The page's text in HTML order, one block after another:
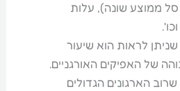
סל ממוצע שונה), עלות
שניתן לראות הוא שיעור
של האפיקים האורגניים.
הארגונים הגדולים